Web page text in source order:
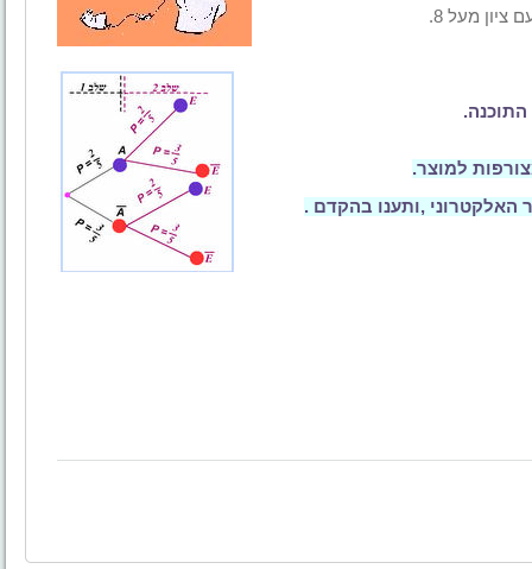
מעל 8.
התוכנה.
למוצר.
האלקטרוני ,ותענו בהקדם .